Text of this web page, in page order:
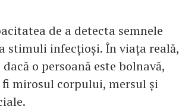
de a detecta semnele
stimuli infecțioși. În viața reală,
o persoană este bolnavă,
mirosul corpului, mersul și